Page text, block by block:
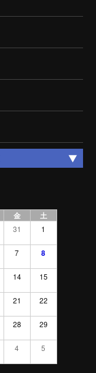
金 土
31 1
7 8
14 15
21 22
28 29
4 5